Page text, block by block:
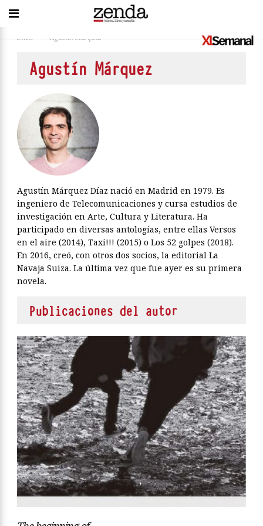
Inicio > Agustín Márquez
Agustín Márquez
Agustín Márquez Díaz nació en Madrid en 1979. Es
ingeniero de Telecomunicaciones y cursa estudios de
investigación en Arte, Cultura y Literatura. Ha
participado en diversas antologías, entre ellas Versos
en el aire (2014), Taxi!!! (2015) o Los 52 golpes (2018).
En 2016, creó, con otros dos socios, la editorial La
Navaja Suiza. La última vez que fue ayer es su primera
novela.
Publicaciones del autor